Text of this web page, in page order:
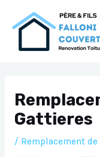
Gattieres
/ Remplacement